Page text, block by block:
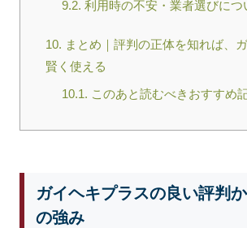
9.2. 利用時の不安・業者選びにつ
10. まとめ｜評判の正体を知れば、
賢く使える
10.1. このあと読むべきおすすめ
ガイヘキプラスの良い評判
の強み